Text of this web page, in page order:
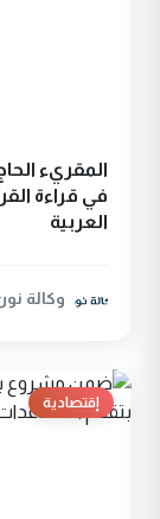
المقريء
في قراءة
العربية
وكالة
إقتصادية